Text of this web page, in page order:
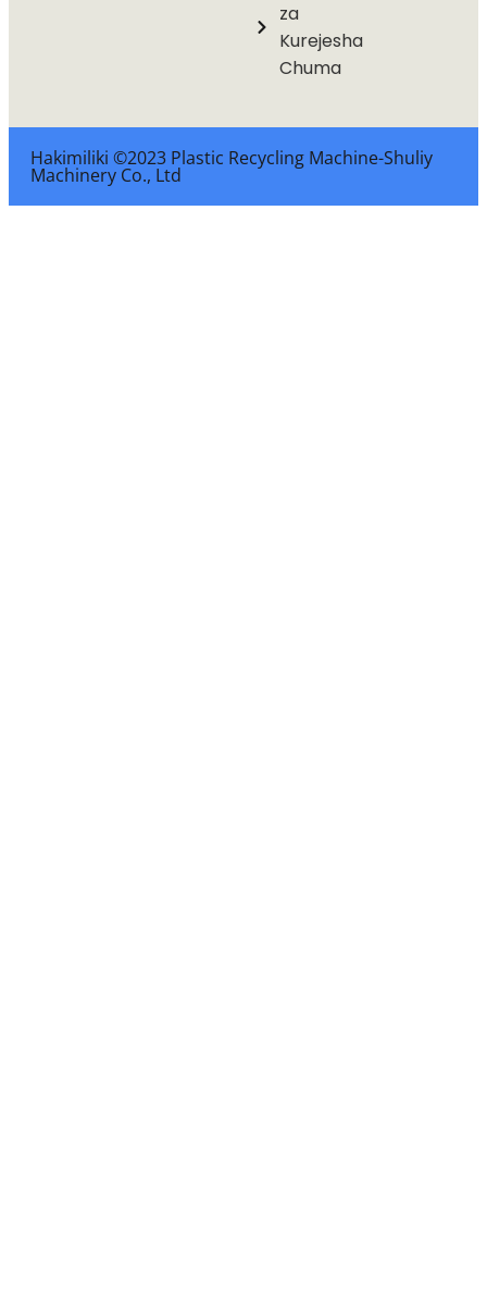
za
Kurejesha
Chuma
Hakimiliki ©2023 Plastic Recycling Machine-Shuliy
Machinery Co., Ltd